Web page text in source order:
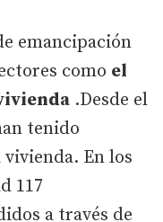
emancipación
como el
.Desde el
tenido
En los
117
a través de